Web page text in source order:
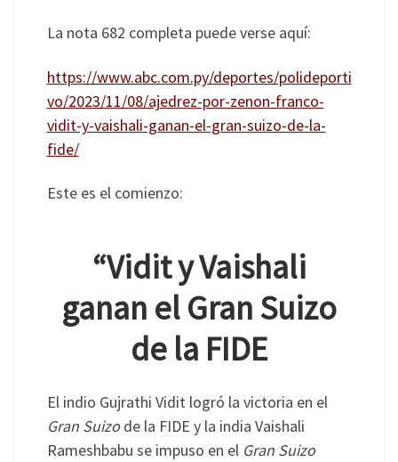
La nota 682 completa puede verse aquí:
https://www.abc.com.py/deportes/polideporti
vo/2023/11/08/ajedrez-por-zenon-franco-
vidit-y-vaishali-ganan-el-gran-suizo-de-la-
fide/
Este es el comienzo:
“Vidit y Vaishali
ganan el Gran Suizo
de la FIDE
El indio Gujrathi Vidit logró la victoria en el
Gran Suizode la FIDE y la india Vaishali
Rameshbabu se impuso en el Gran Suizo